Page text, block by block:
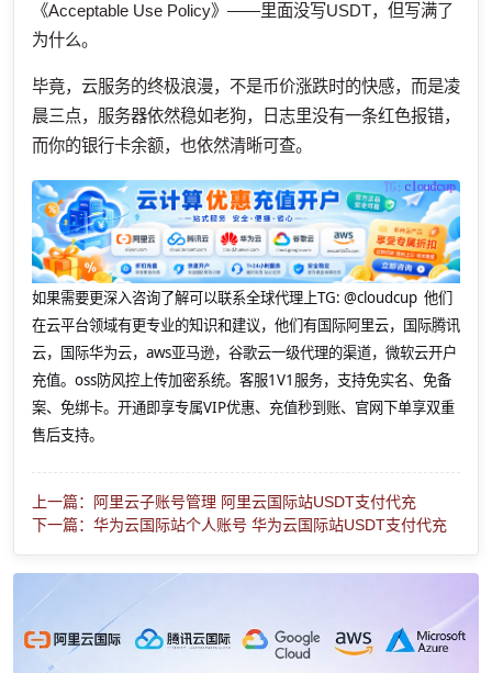
《Acceptable Use Policy》——里面没写USDT，但写满了
为什么。
毕竟，云服务的终极浪漫，不是币价涨跌时的快感，而是凌
晨三点，服务器依然稳如老狗，日志里没有一条红色报错，
而你的银行卡余额，也依然清晰可查。
如果需要更深入咨询了解可以联系全球代理上TG: @cloudcup 他们
在云平台领域有更专业的知识和建议，他们有国际阿里云，国际腾讯
云，国际华为云，aws亚马逊，谷歌云一级代理的渠道，微软云开户
充值。oss防风控上传加密系统。客服1V1服务，支持免实名、免备
案、免绑卡。开通即享专属VIP优惠、充值秒到账、官网下单享双重
售后支持。
上一篇：阿里云子账号管理 阿里云国际站USDT支付代充
下一篇：华为云国际站个人账号 华为云国际站USDT支付代充